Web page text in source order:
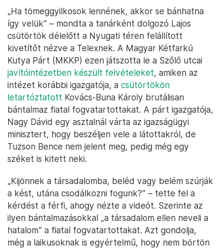
„Ha tömeggyilkosok lennének, akkor se bánhatna
így velük” – mondta a tanárként dolgozó Lajos
csütörtök délelőtt a Nyugati téren felállított
kivetítőt nézve a Telexnek. A Magyar Kétfarkú
Kutya Párt (MKKP) ezen játszotta le a Szőlő utcai
javítóintézetben készült felvételeket, amiken az
intézet korábbi igazgatója, a csütörtökön
letartóztatott Kovács-Buna Károly brutálisan
bántalmaz fiatal fogvatartottakat. A párt igazgatója,
Nagy Dávid egy asztalnál várta az igazságügyi
minisztert, hogy beszéljen vele a látottakról, de
Tuzson Bence nem jelent meg, pedig még egy
széket is kitett neki.
„Kijönnek a társadalomba, beléd vagy belém szúrják
a kést, utána csodálkozni fogunk?” – tette fel a
kérdést a férfi, ahogy nézte a videót. Szerinte az
ilyen bántalmazásokkal „a társadalom ellen neveli a
hatalom” a fiatal fogvatartottakat. Azt gondolja,
még a laikusoknak is egyértelmű, hogy nem börtön